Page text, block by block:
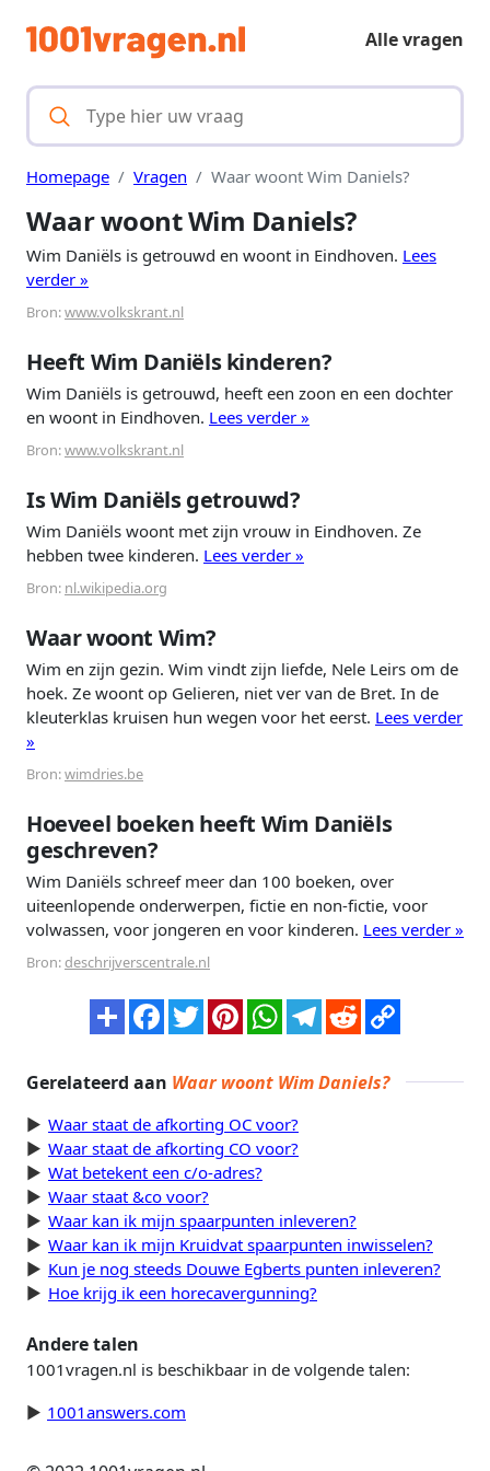
Alle vragen
Homepage Vragen Waar woont Wim Daniels?
Waar woont Wim Daniels?
Wim Daniëls is getrouwd en woont in Eindhoven. Lees
verder »
Bron:www.volkskrant.nl
Heeft Wim Daniëls kinderen?
Wim Daniëls is getrouwd, heeft een zoon en een dochter
en woont in Eindhoven. Lees verder »
Bron:www.volkskrant.nl
Is Wim Daniëls getrouwd?
Wim Daniëls woont met zijn vrouw in Eindhoven. Ze
hebben twee kinderen. Lees verder »
Bron: nl.wikipedia.org
Waar woont Wim?
Wim en zijn gezin. Wim vindt zijn liefde, Nele Leirs om de
hoek. Ze woont op Gelieren, niet ver van de Bret. In de
kleuterklas kruisen hun wegen voor het eerst. Lees verder
»
Bron:wimdries.be
Hoeveel boeken heeft Wim Daniëls
geschreven?
Wim Daniëls schreef meer dan 100 boeken, over
uiteenlopende onderwerpen, fictie en non-fictie, voor
volwassen, voor jongeren en voor kinderen. Lees verder »
Bron:deschrijverscentrale.nl
Gerelateerd aan Waar woont Wim Daniels?
Waar staat de afkorting OC voor?
Waar staat de afkorting CO voor?
Wat betekent een c/o-adres?
Waar staat &co voor?
Waar kan ik mijn spaarpunten inleveren?
Waar kan ik mijn Kruidvat spaarpunten inwisselen?
Kun je nog steeds Douwe Egberts punten inleveren?
Hoe krijg ik een horecavergunning?
Andere talen
1001vragen.nl is beschikbaar in de volgende talen:
1001answers.com